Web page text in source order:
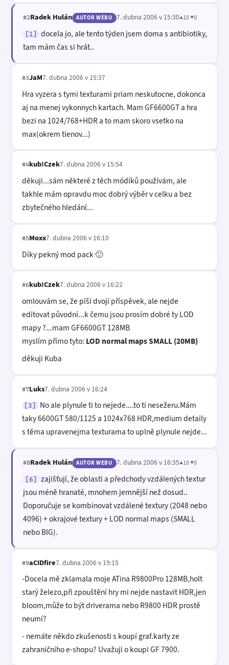
#2Radek Hulán AUTOR WEBU 7. dubna 2006 v 15:30▲10 ▼0
[1]
docela jo, ale tento týden jsem doma s antibiotiky,
tam mám čas si hrát..
#3JaM7. dubna 2006 v 15:37
Hra vyzera s tymi texturami priam neskutocne, dokonca
aj na menej vykonnych kartach. Mam GF6600GT a hra
bezi na 1024/768+HDR a to mam skoro vsetko na
max(okrem tienov...)
#4kub!Czek7. dubna 2006 v 15:54
děkuji...sám některé z těch módíků používám, ale
takhle mám opravdu moc dobrý výběr v celku a bez
zbytečného hledání...
#5Moxx7. dubna 2006 v 16:10
Díky pekný mod pack 🙂
#6kub!Czek7. dubna 2006 v 16:22
omlouvám se, že píši dvojí příspěvek, ale nejde
editovat původní...k čemu jsou prosím dobré ty LOD
mapy ?...mam GF6600GT 128MB
myslím přímo tyto: LOD normal maps SMALL (20MB)
děkuji Kuba
#7Luks7. dubna 2006 v 16:24
[3]
No ale plynule ti to nejede....to ti nesežeru.Mám
taky 6600GT 580/1125 a 1024x768 HDR,medium detaily
s těma upravenejma texturama to uplně plynule nejde...
#8Radek Hulán AUTOR WEBU 7. dubna 2006 v 16:35▲10 ▼0
[6]
zajišťují, že oblasti a předchody vzdálených textur
jsou méně hranaté, mnohem jemnější než dosud..
Doporučuje se kombinovat vzdálené textury (2048 nebo
4096) + okrajové textury + LOD normal maps (SMALL
nebo BIG).
#9aCIDfire7. dubna 2006 v 19:15
-Docela mě zklamala moje ATina R9800Pro 128MB,holt
starý železo,při zpouštění hry mi nejde nastavit HDR,jen
bloom,může to být driverama nebo R9800 HDR prostě
neumí?
- nemáte někdo zkušenosti s koupí graf.karty ze
zahraničního e-shopu? Uvažuji o koupi GF 7900.